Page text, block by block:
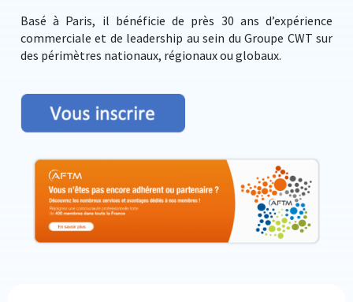
Basé à Paris, il bénéficie de près 30 ans d’expérience
commerciale et de leadership au sein du Groupe CWT sur
des périmètres nationaux, régionaux ou globaux.